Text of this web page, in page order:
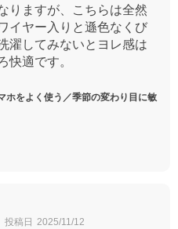
りますが、こちらは全然
イヤー入りと遜色なくび
濯してみないとヨレ感は
快適です。
ホをよく使う／季節の変わり目に敏
投稿日 2025/11/12